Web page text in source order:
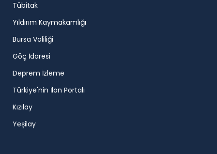
Tübitak
Yıldırım Kaymakamlığı
Bursa Valiliği
Göç İdaresi
Deprem İzleme
Türkiye'nin İlan Portalı
Kızılay
Yeşilay